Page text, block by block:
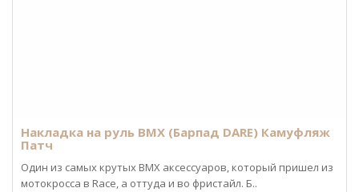
Накладка на руль BMX (Барпад DARE) Камуфляж
Патч
Один из самых крутых BMX аксессуаров, который пришел из
мотокросса в Race, а оттуда и во фристайл. Б..